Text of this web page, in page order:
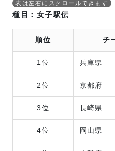
種目：女子駅伝
順位 チ
1位 兵庫県
2位 京都府
3位 長崎県
4位 岡山県